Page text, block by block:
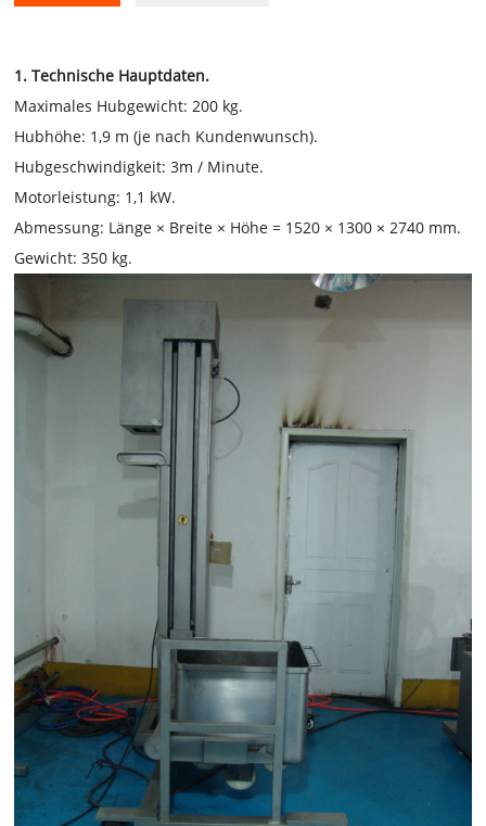
1. Technische Hauptdaten.
Maximales Hubgewicht: 200 kg.
Hubhöhe: 1,9 m (je nach Kundenwunsch).
Hubgeschwindigkeit: 3m / Minute.
Motorleistung: 1,1 kW.
Abmessung: Länge × Breite × Höhe = 1520 × 1300 × 2740 mm.
Gewicht: 350 kg.